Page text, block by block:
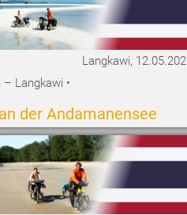
Langkawi,
– Langkawi •
der Andamanensee